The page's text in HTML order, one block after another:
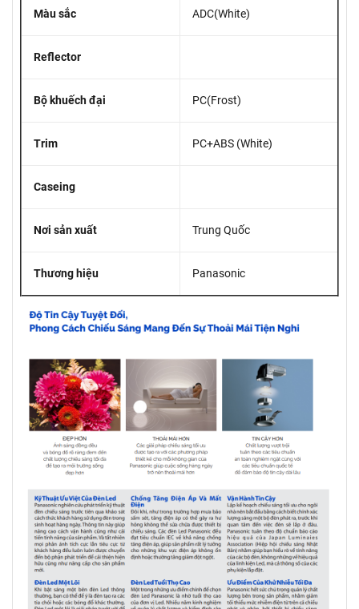
Màu sắc ADC(White)
Reflector
Bộ khuếch đại PC(Frost)
Trim PC+ABS (White)
Caseing
Nơi sản xuất Trung Quốc
Thương hiệu Panasonic